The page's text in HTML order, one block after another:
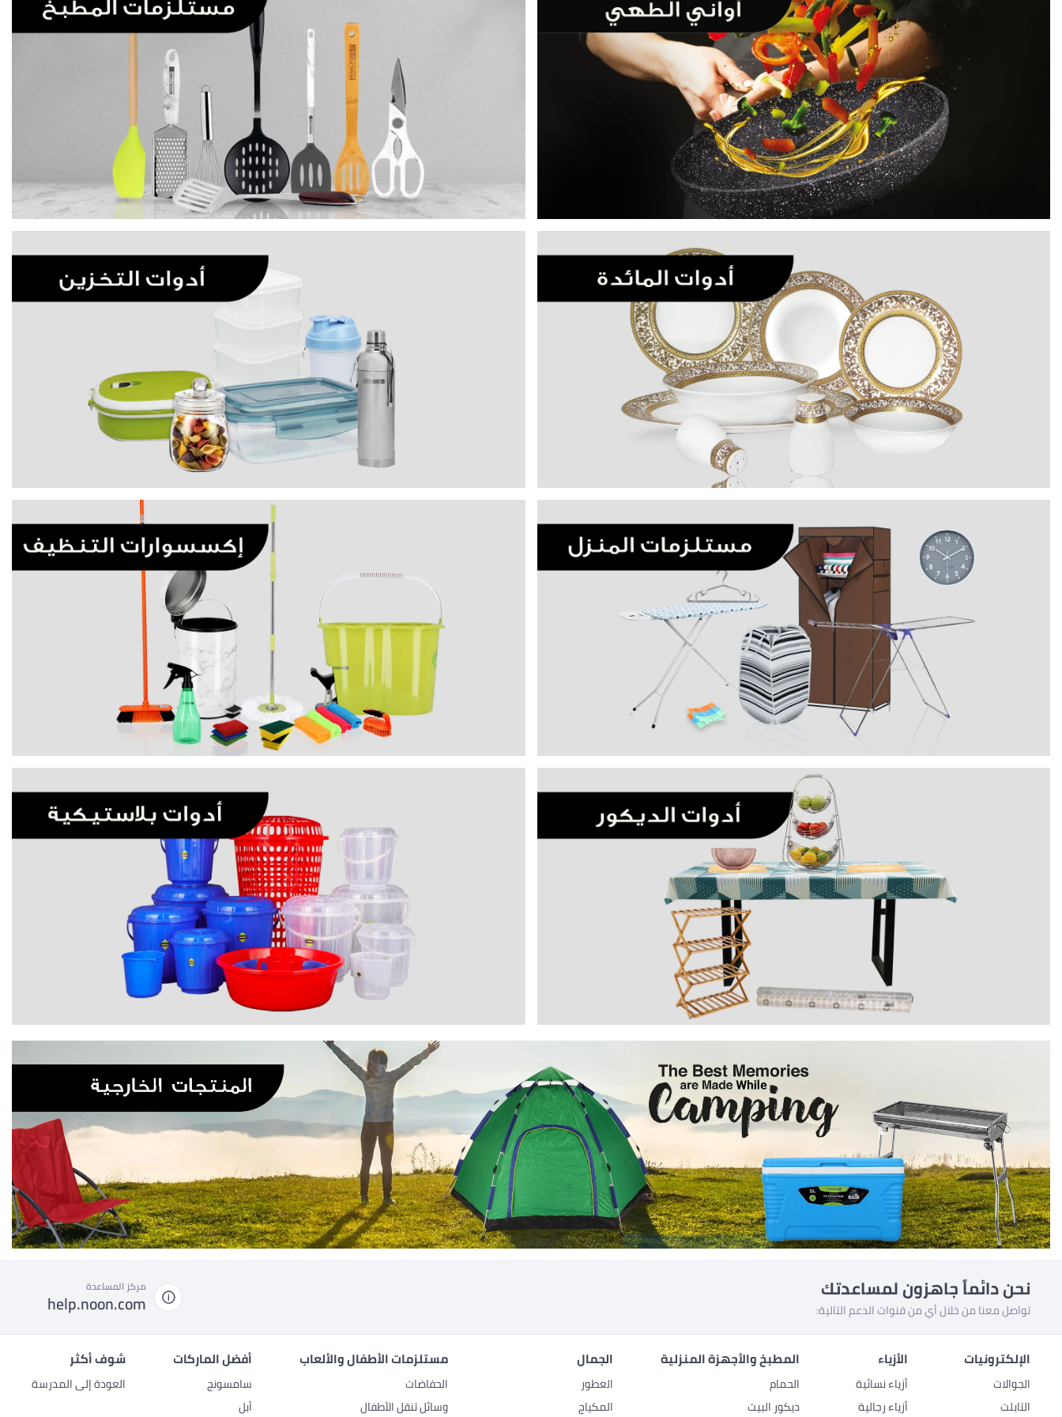
نحن دائماً جاهزون لمساعدتك
تواصل معنا من خلال أي من قنوات الدعم التالية:
مركز المساعدة
help.noon.com
الإلكترونيات
الجوالات
التابلت
الأزياء
أزياء نسائية
أزياء رجالية
المطبخ والأجهزة المنزلية
الحمام
ديكور البيت
الجمال
العطور
المكياج
مستلزمات الأطفال والألعاب
الحفاضات
وسائل تنقل الأطفال
أفضل الماركات
سامسونج
أبل
شوف أكثر
العودة إلى المدرسة